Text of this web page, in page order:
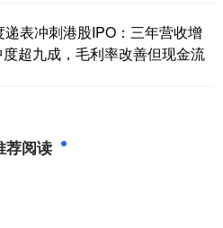
表冲刺港股IPO：三年营收增
超九成，毛利率改善但现金流
荐阅读